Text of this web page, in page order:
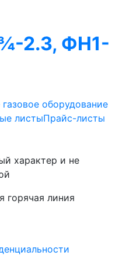
2.3, ФН1-
листыПрайс-листы
характер и не
горячая линия